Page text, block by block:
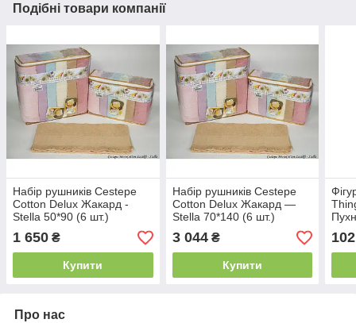
Подібні товари компанії
Набір рушників Cestepe
Cotton Delux Жакард -
Stella 50*90 (6 шт.)
1 650 ₴
Купити
Набір рушників Cestepe
Cotton Delux Жакард —
Stella 70*140 (6 шт.)
3 044₴
Купити
102
Про нас